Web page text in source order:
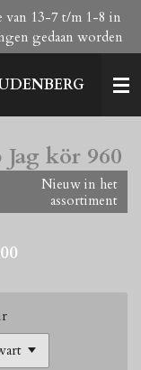
van 13-7 t/m 1-8 in
gedaan worden
Jag kör 960
Nieuw in het
assortiment